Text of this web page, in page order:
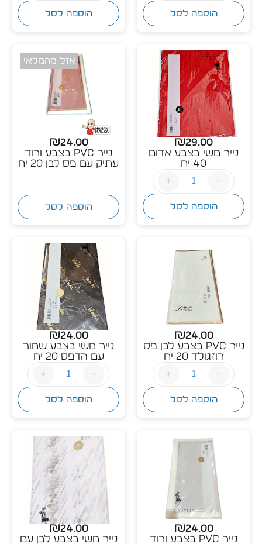
הוספה לסל הוספה לסל
₪29.00
נייר משי בצבע אדום
40 יח
-
+
הוספה לסל
₪24.00
נייר PVC בצבע ורוד
עתיק עם פס לבן 20 יח
הוספה לסל
אזל מהמלאי
₪24.00
נייר PVC בצבע לבן פס
רוזגולד 20 יח
-
+
הוספה לסל
₪24.00
נייר משי בצבע שחור
עם הדפס 20 יח
-
+
הוספה לסל
₪24.00
נייר PVC בצבע ורוד
₪24.00
נייר משי בצבע לבן עם